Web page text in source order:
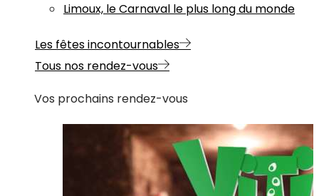
Limoux, le Carnaval le plus long du monde
Les fêtes incontournables
Tous nos rendez-vous
Vos prochains rendez-vous